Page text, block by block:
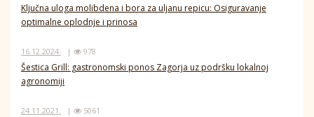
Ključna uloga molibdena i bora za uljanu repicu: Osiguravanje
optimalne oplodnje i prinosa
16.12.2024. | 978
Šestica Grill: gastronomski ponos Zagorja uz podršku lokalnoj
agronomiji
24.11.2021. | 5061